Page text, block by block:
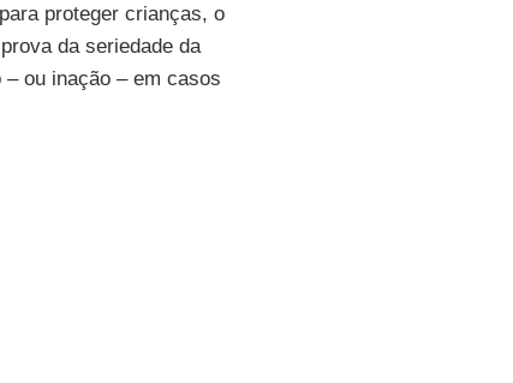
proteger crianças, o
da seriedade da
ou inação – em casos